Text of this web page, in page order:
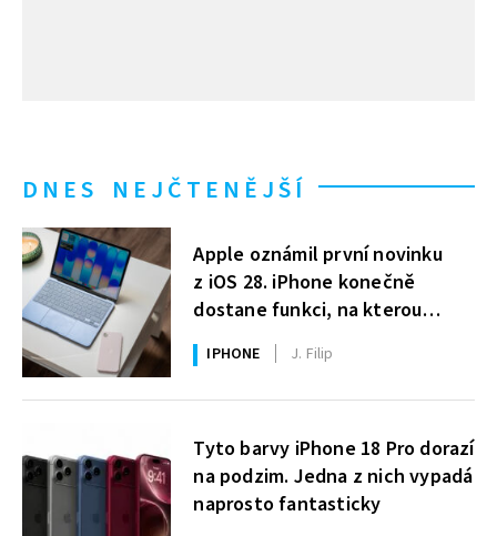
DNES NEJČTENĚJŠÍ
Apple oznámil první novinku
z iOS 28. iPhone konečně
dostane funkci, na kterou
uživatelé Windows čekají roky
IPHONE J. Filip
Tyto barvy iPhone 18 Pro dorazí
na podzim. Jedna z nich vypadá
naprosto fantasticky